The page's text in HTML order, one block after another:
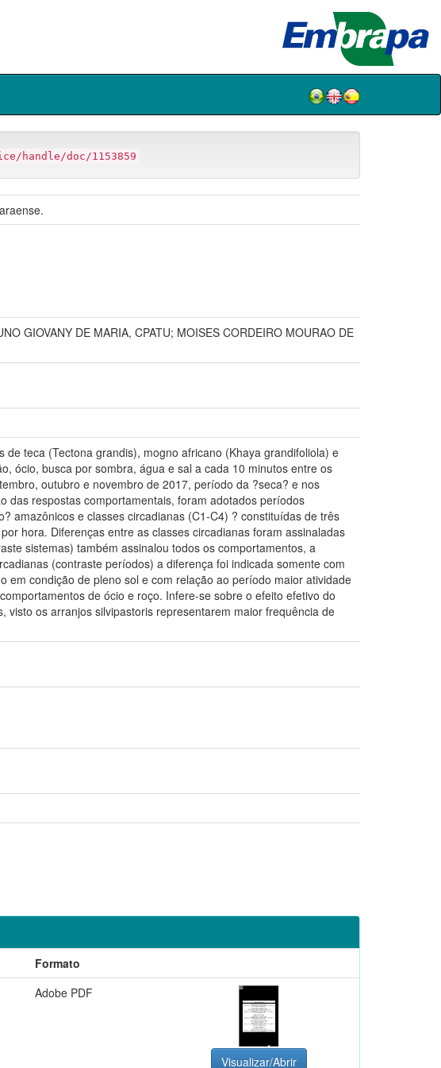
handle/doc/1153859
GIOVANY DE MARIA, CPATU; MOISES CORDEIRO MOURAO DE
teca (Tectona grandis), mogno africano (Khaya grandifoliola) e
ócio, busca por sombra, água e sal a cada 10 minutos entre os
outubro e novembro de 2017, período da ?seca? e nos
das respostas comportamentais, foram adotados períodos
amazônicos e classes circadianas (C1-C4) ? constituídas de três
hora. Diferenças entre as classes circadianas foram assinaladas
sistemas) também assinalou todos os comportamentos, a
(contraste períodos) a diferença foi indicada somente com
condição de pleno sol e com relação ao período maior atividade
de ócio e roço. Infere-se sobre o efeito efetivo do
os arranjos silvipastoris representarem maior frequência de
Formato
Adobe PDF
Visualizar/Abrir